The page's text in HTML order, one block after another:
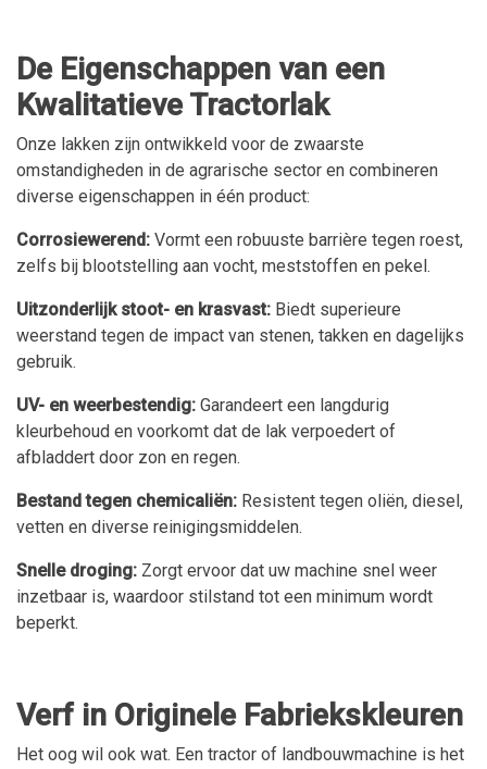
De Eigenschappen van een
Kwalitatieve Tractorlak
Onze lakken zijn ontwikkeld voor de zwaarste
omstandigheden in de agrarische sector en combineren
diverse eigenschappen in één product:
Corrosiewerend: Vormt een robuuste barrière tegen roest,
zelfs bij blootstelling aan vocht, meststoffen en pekel.
Uitzonderlijk stoot- en krasvast: Biedt superieure
weerstand tegen de impact van stenen, takken en dagelijks
gebruik.
UV- en weerbestendig: Garandeert een langdurig
kleurbehoud en voorkomt dat de lak verpoedert of
afbladdert door zon en regen.
Bestand tegen chemicaliën: Resistent tegen oliën, diesel,
vetten en diverse reinigingsmiddelen.
Snelle droging: Zorgt ervoor dat uw machine snel weer
inzetbaar is, waardoor stilstand tot een minimum wordt
beperkt.
Verf in Originele Fabriekskleuren
Het oog wil ook wat. Een tractor of landbouwmachine is het